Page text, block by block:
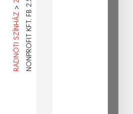
RADNÓTI SZÍNHÁZ
>